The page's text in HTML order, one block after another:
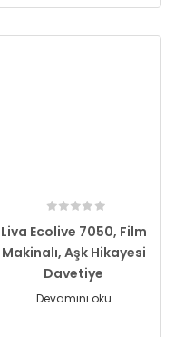
Liva Ecolive 7050, Film
Makinalı, Aşk Hikayesi
Davetiye
Devamını oku